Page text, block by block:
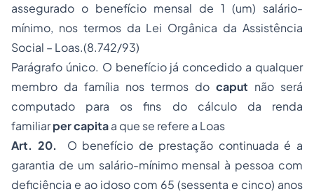
assegurado o benefício mensal de 1 (um) salário-
mínimo, nos termos da Lei Orgânica da Assistência
Social – Loas.(8.742/93)
Parágrafo único. O benefício já concedido a qualquer
membro da família nos termos do caput não será
computado para os fins do cálculo da renda
familiarper capitaa que se refere a Loas
Art. 20. O benefício de prestação continuada é a
garantia de um salário-mínimo mensal à pessoa com
deficiência e ao idoso com 65 (sessenta e cinco) anos